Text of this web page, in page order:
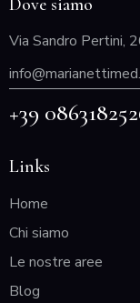
Via Sandro Pertini,
+39
Links
Home
Chi siamo
Le nostre aree
Blog